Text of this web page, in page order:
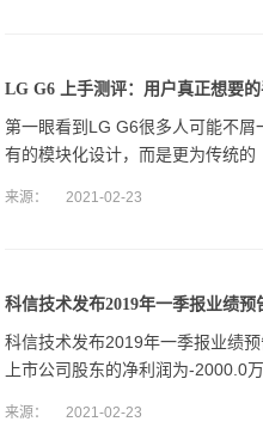
LG G6 上手测评：用户真正想要
第一眼看到LG G6很多人可能不
有的模块化设计，而是更为传统的
来源： 2021-02-23
科信技术发布2019年一季报业绩预
科信技术发布2019年一季报业绩
上市公司股东的净利润为-2000.0
来源： 2021-02-23